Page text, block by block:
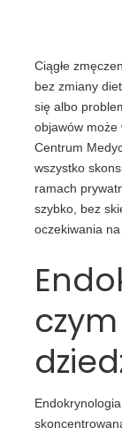
Ciągłe
bez zmiany
się albo
objawów może
Centrum
wszystko
ramach
szybko, bez
oczekiwania